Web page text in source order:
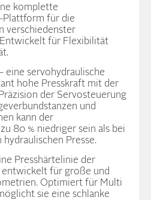
komplette
Plattform für die
verschiedenster
für Flexibilität
eine servohydraulische
hohe Presskraft mit der
der Servosteuerung
und
kann der
80 % niedriger sein als bei
Presse.
Presshärtelinie der
entwickelt für große und
Optimiert für Multi
sie eine schlanke